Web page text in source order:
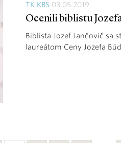
TK KBS 03.05.2019
Ocenili biblistu
Biblista Jozef Jančovič sa
laureátom Ceny Jozefa